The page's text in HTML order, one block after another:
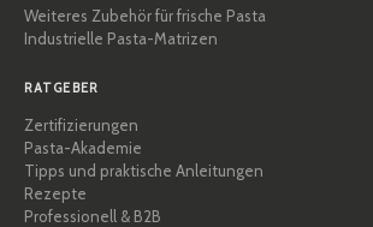
Weiteres Zubehör für frische Pasta
Industrielle Pasta-Matrizen
RATGEBER
Zertifizierungen
Pasta-Akademie
Tipps und praktische Anleitungen
Rezepte
Professionell & B2B